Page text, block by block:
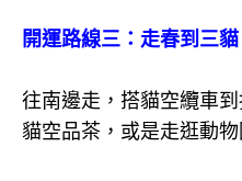
開運路線三：走春到三
往南邊走，搭貓空纜車
貓空品茶，或是走逛動